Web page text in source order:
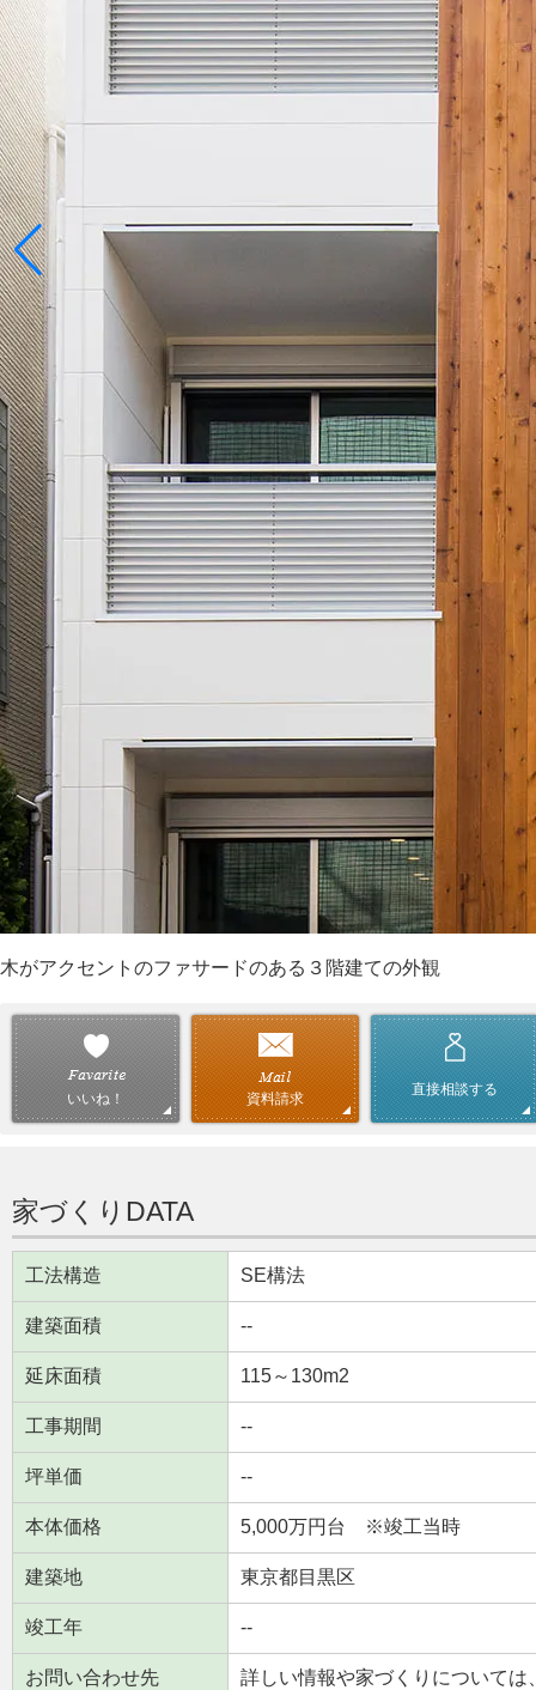
木がアクセントのファサードのある３階建ての外観
いいね！ 資料請求
直接相談する
家づくりDATA
工法構造 SE構法
建築面積 --
延床面積 115～130m2
工事期間 --
坪単価 --
本体価格 5,000万円台 ※竣工当時
建築地 東京都目黒区
竣工年 --
お問い合わせ先
詳しい情報や家づくりについて